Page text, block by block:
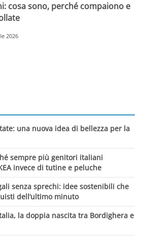
cosa sono, perché compaiono e
2026
una nuova idea di bellezza per la
sempre più genitori italiani
invece di tutine e peluche
senza sprechi: idee sostenibili che
dell’ultimo minuto
la doppia nascita tra Bordighera e